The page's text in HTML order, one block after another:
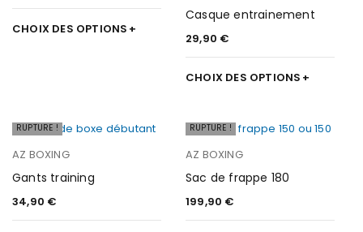
CHOIX DES OPTIONS
Casque entrainement
29,90 €
CHOIX DES OPTIONS
RUPTURE !
AZ BOXING
Gants training
34,90 €
RUPTURE !
AZ BOXING
Sac de frappe 180
199,90 €